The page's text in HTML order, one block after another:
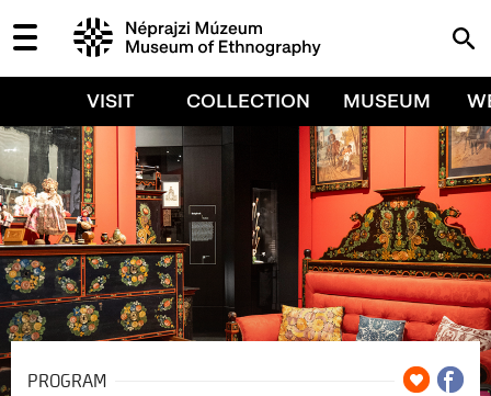
VISIT COLLECTION MUSEUM
PROGRAM